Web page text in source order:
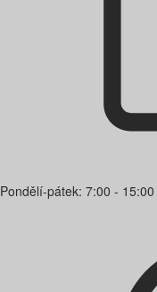
Pondělí-pátek: 7:00 - 15:00